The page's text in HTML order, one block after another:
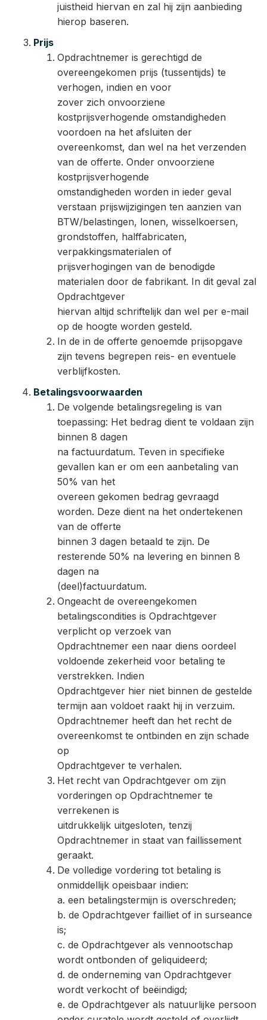
juistheid hiervan en zal hij zijn aanbieding
hierop baseren.
Prijs
Opdrachtnemer is gerechtigd de
overeengekomen prijs (tussentijds) te
verhogen, indien en voor
zover zich onvoorziene
kostprijsverhogende omstandigheden
voordoen na het afsluiten der
overeenkomst, dan wel na het verzenden
van de offerte. Onder onvoorziene
kostprijsverhogende
omstandigheden worden in ieder geval
verstaan prijswijzigingen ten aanzien van
BTW/belastingen, lonen, wisselkoersen,
grondstoffen, halffabricaten,
verpakkingsmaterialen of
prijsverhogingen van de benodigde
materialen door de fabrikant. In dit geval zal
Opdrachtgever
hiervan altijd schriftelijk dan wel per e-mail
op de hoogte worden gesteld.
In de in de offerte genoemde prijsopgave
zijn tevens begrepen reis- en eventuele
verblijfkosten.
Betalingsvoorwaarden
De volgende betalingsregeling is van
toepassing: Het bedrag dient te voldaan zijn
binnen 8 dagen
na factuurdatum. Teven in specifieke
gevallen kan er om een aanbetaling van
50% van het
overeen gekomen bedrag gevraagd
worden. Deze dient na het ondertekenen
van de offerte
binnen 3 dagen betaald te zijn. De
resterende 50% na levering en binnen 8
dagen na
(deel)factuurdatum.
Ongeacht de overeengekomen
betalingscondities is Opdrachtgever
verplicht op verzoek van
Opdrachtnemer een naar diens oordeel
voldoende zekerheid voor betaling te
verstrekken. Indien
Opdrachtgever hier niet binnen de gestelde
termijn aan voldoet raakt hij in verzuim.
Opdrachtnemer heeft dan het recht de
overeenkomst te ontbinden en zijn schade
op
Opdrachtgever te verhalen.
Het recht van Opdrachtgever om zijn
vorderingen op Opdrachtnemer te
verrekenen is
uitdrukkelijk uitgesloten, tenzij
Opdrachtnemer in staat van faillissement
geraakt.
De volledige vordering tot betaling is
onmiddellijk opeisbaar indien:
a. een betalingstermijn is overschreden;
b. de Opdrachtgever failliet of in surseance
is;
c. de Opdrachtgever als vennootschap
wordt ontbonden of geliquideerd;
d. de onderneming van Opdrachtgever
wordt verkocht of beëindigd;
e. de Opdrachtgever als natuurlijke persoon